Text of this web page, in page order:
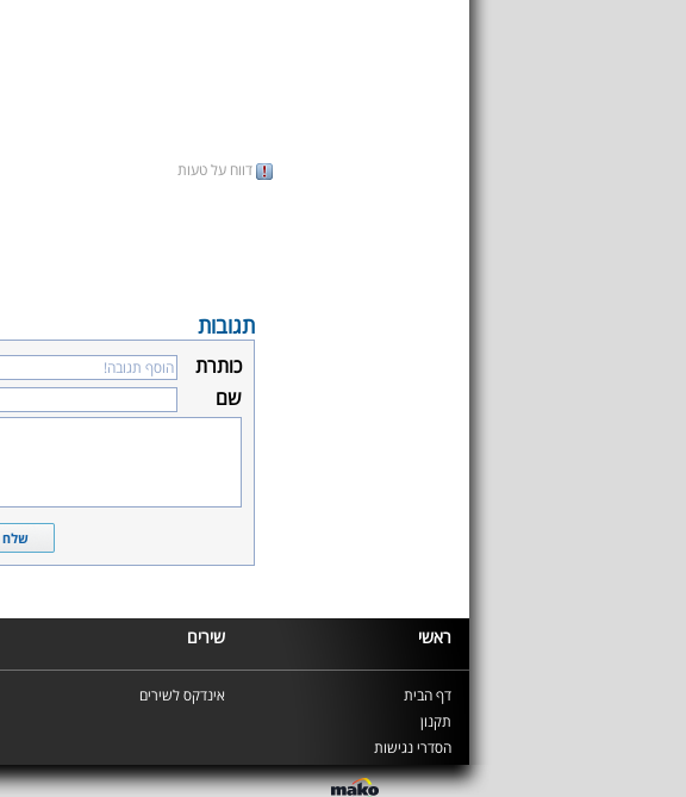
דווח על טעות
תגובות
כותרת
שם
ראשי שירים
דף הבית
תקנון
הסדרי נגישות
אינדקס לשירים